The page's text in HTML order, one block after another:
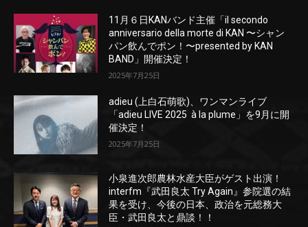
11月６日KANバンド主催「il secondo
anniversario della morte di KAN 〜シャン
パン飲んでポン！〜presented by KAN
BAND」開催決定！
2025年7月25日
adieu (上白石萌歌)、ワンマンライブ
「adieu LIVE 2025 à la plume」を9月に開
催決定！
2025年7月25日
小泉進次郎農林水産大臣がゲスト出演！
interfm『武田良太 Try Again』参院選の結
果を受け、今後の日本、政治を元総務大
臣・武田良太と鼎談！！